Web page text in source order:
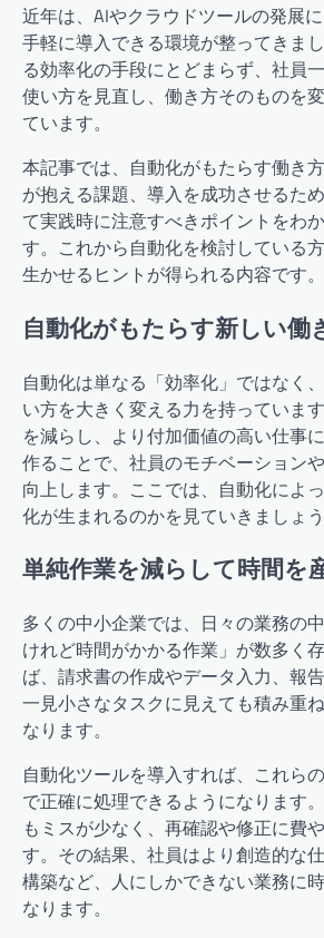
近年は、AIやクラウドツールの発展
手軽に導入できる環境が整ってきま
る効率化の手段にとどまらず、社員
使い方を見直し、働き方そのものを
ています。
本記事では、自動化がもたらす働き
が抱える課題、導入を成功させるた
て実践時に注意すべきポイントをわ
す。これから自動化を検討している
生かせるヒントが得られる内容です。
自動化がもたらす新しい働
自動化は単なる「効率化」ではなく
い方を大きく変える力を持っていま
を減らし、より付加価値の高い仕事
作ることで、社員のモチベーション
向上します。ここでは、自動化によ
化が生まれるのかを見ていきましょう
単純作業を減らして時間を
多くの中小企業では、日々の業務の
けれど時間がかかる作業」が数多く
ば、請求書の作成やデータ入力、報
一見小さなタスクに見えても積み重
なります。
自動化ツールを導入すれば、これら
で正確に処理できるようになります
もミスが少なく、再確認や修正に費
す。その結果、社員はより創造的な
構築など、人にしかできない業務に
なります。